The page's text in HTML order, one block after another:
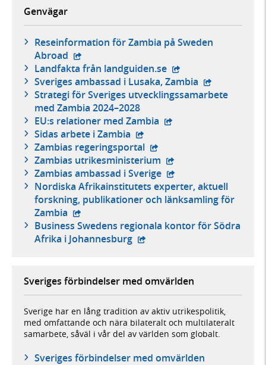
Genvägar
Reseinformation för Zambia på Sweden
Abroad - extern webbplats,
Landfakta från landguiden.se - extern webbplats,
Sveriges ambassad i Lusaka, Zambia - extern
Strategi för Sveriges utvecklingssamarbete
med Zambia 2024–2028
EU:s relationer med Zambia - extern webbplats,
Sidas arbete i Zambia - extern webbplats,
Zambias regeringsportal - extern webbplats,
Zambias utrikesministerium - extern webbplats,
Zambias ambassad i Sverige - extern webbplats,
Nordiska Afrikainstitutets experter, aktuell
forskning, publikationer och länksamling för
Zambia - extern webbplats,
Business Swedens regionala kontor för Södra
Afrika i Johannesburg - extern webbplats,
Sveriges förbindelser med omvärlden
Sverige har en lång tradition av aktiv utrikespolitik,
med omfattande och nära bilateralt och multilateralt
samarbete, såväl i vår del av världen som globalt.
Sveriges förbindelser med omvärlden